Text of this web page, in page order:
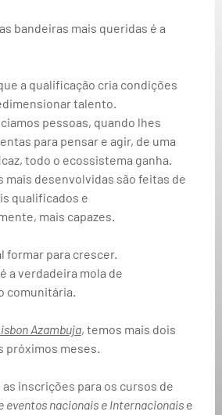
bandeiras mais queridas é a
a qualificação cria condições
talento.
pessoas, quando lhes
para pensar e agir, de uma
todo o ecossistema ganha.
mais desenvolvidas são feitas de
qualificados e
mais capazes.
formar para crescer.
a verdadeira mola de
comunitária.
Azambuja, temos mais dois
próximos meses.
inscrições para os cursos de
eventos nacionais e Internacionais e